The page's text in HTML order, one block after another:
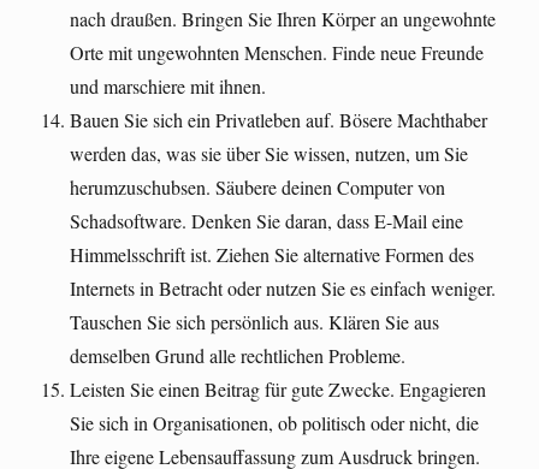
nach draußen. Bringen Sie Ihren Körper an ungewohnte
Orte mit ungewohnten Menschen. Finde neue Freunde
und marschiere mit ihnen.
Bauen Sie sich ein Privatleben auf. Bösere Machthaber
werden das, was sie über Sie wissen, nutzen, um Sie
herumzuschubsen. Säubere deinen Computer von
Schadsoftware. Denken Sie daran, dass E-Mail eine
Himmelsschrift ist. Ziehen Sie alternative Formen des
Internets in Betracht oder nutzen Sie es einfach weniger.
Tauschen Sie sich persönlich aus. Klären Sie aus
demselben Grund alle rechtlichen Probleme.
Leisten Sie einen Beitrag für gute Zwecke. Engagieren
Sie sich in Organisationen, ob politisch oder nicht, die
Ihre eigene Lebensauffassung zum Ausdruck bringen.